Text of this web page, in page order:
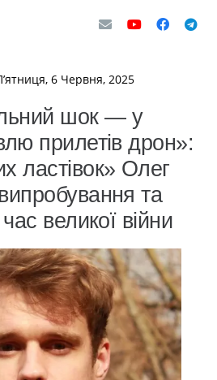
6 Червня, 2025
шок — у
прилетів дрон»:
ластівок» Олег
та
час великої війни